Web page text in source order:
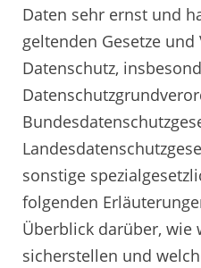
Daten sehr ernst und
geltenden Gesetze
Datenschutz,
sonstige
folgenden
Überblick darüber, wie
sicherstellen und